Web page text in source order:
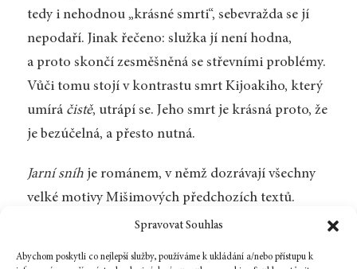
Spravovat Souhlas
Abychom poskytli co nejlepší služby, používáme k ukládání a/nebo přístupu k
tedy i nehodnou „krásné smrti“, sebevražda se jí
nepodaří. Jinak řečeno: služka jí není hodna,
a proto skončí zesměšněná se střevními problémy.
Vůči tomu stojí v kontrastu smrt Kijoakiho, který
umírá čistě, utrápí se. Jeho smrt je krásná proto, že
je bezúčelná, a přesto nutná.
Jarní sníhje románem, v němž dozrávají všechny
velké motivy Mišimových předchozích textů.
Autorova posedlost sebou samým v něm ale, na